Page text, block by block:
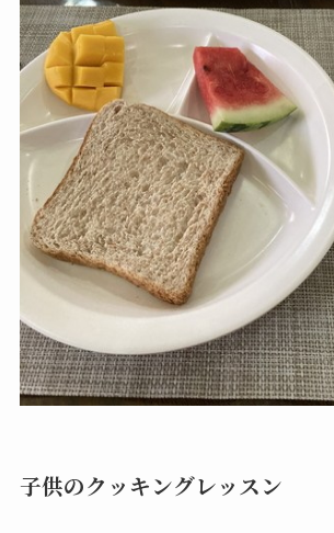
子供のクッキングレッスン